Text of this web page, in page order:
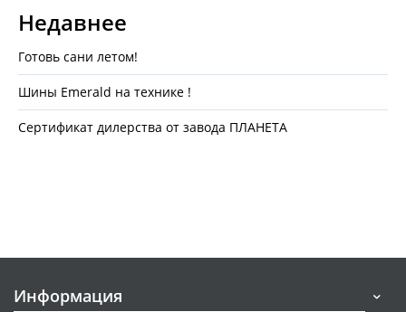
Недавнее
Готовь сани летом!
Шины Emerald на технике !
Сертификат дилерства от завода ПЛАНЕТА
Информация